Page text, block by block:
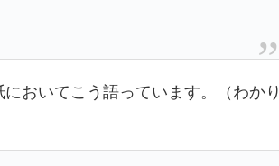
おいてこう語っています。（わかり